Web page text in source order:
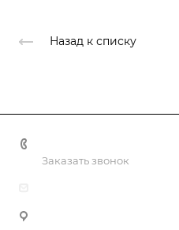
Назад к списку
Заказать звонок